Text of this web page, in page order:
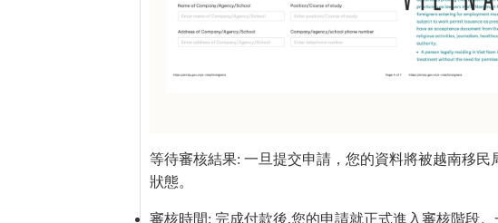
等待審核結果: 一旦提交申請，您的資料將被越南移
狀態。
審核時間: 完成付款後,您的申請就正式進入審核階段